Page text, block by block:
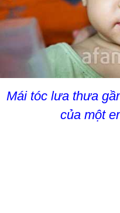
Mái tóc lưa thưa
của một